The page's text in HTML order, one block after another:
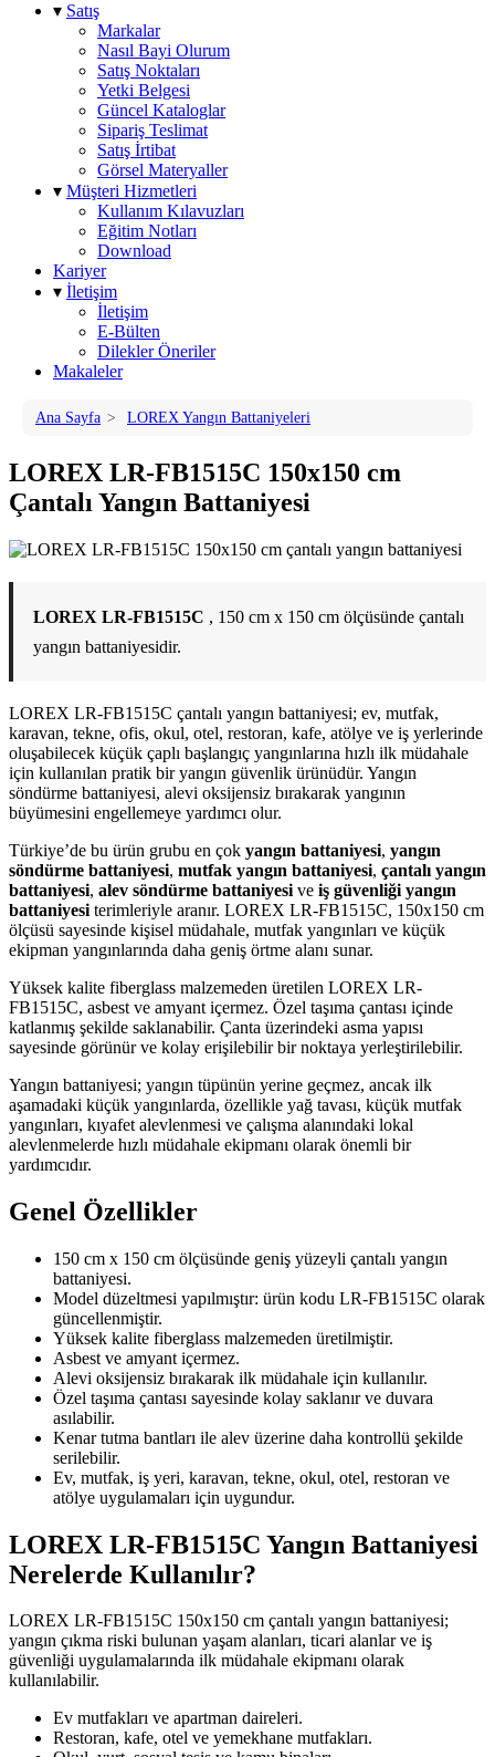
▾ Satış
Markalar
Nasıl Bayi Olurum
Satış Noktaları
Yetki Belgesi
Güncel Kataloglar
Sipariş Teslimat
Satış İrtibat
Görsel Materyaller
▾ Müşteri Hizmetleri
Kullanım Kılavuzları
Eğitim Notları
Download
Kariyer
▾ İletişim
İletişim
E-Bülten
Dilekler Öneriler
Makaleler
Ana Sayfa > LOREX Yangın Battaniyeleri
LOREX LR-FB1515C 150x150 cm
Çantalı Yangın Battaniyesi
LOREX LR-FB1515C , 150 cm x 150 cm ölçüsünde çantalı
yangın battaniyesidir.
LOREX LR-FB1515C çantalı yangın battaniyesi; ev, mutfak,
karavan, tekne, ofis, okul, otel, restoran, kafe, atölye ve iş yerlerinde
oluşabilecek küçük çaplı başlangıç yangınlarına hızlı ilk müdahale
için kullanılan pratik bir yangın güvenlik ürünüdür. Yangın
söndürme battaniyesi, alevi oksijensiz bırakarak yangının
büyümesini engellemeye yardımcı olur.
Türkiye’de bu ürün grubu en çok yangın battaniyesi, yangın
söndürme battaniyesi, mutfak yangın battaniyesi, çantalı yangın
battaniyesi, alev söndürme battaniyesi ve iş güvenliği yangın
battaniyesi terimleriyle aranır. LOREX LR-FB1515C, 150x150 cm
ölçüsü sayesinde kişisel müdahale, mutfak yangınları ve küçük
ekipman yangınlarında daha geniş örtme alanı sunar.
Yüksek kalite fiberglass malzemeden üretilen LOREX LR-
FB1515C, asbest ve amyant içermez. Özel taşıma çantası içinde
katlanmış şekilde saklanabilir. Çanta üzerindeki asma yapısı
sayesinde görünür ve kolay erişilebilir bir noktaya yerleştirilebilir.
Yangın battaniyesi; yangın tüpünün yerine geçmez, ancak ilk
aşamadaki küçük yangınlarda, özellikle yağ tavası, küçük mutfak
yangınları, kıyafet alevlenmesi ve çalışma alanındaki lokal
alevlenmelerde hızlı müdahale ekipmanı olarak önemli bir
yardımcıdır.
Genel Özellikler
150 cm x 150 cm ölçüsünde geniş yüzeyli çantalı yangın
battaniyesi.
Model düzeltmesi yapılmıştır: ürün kodu LR-FB1515C olarak
güncellenmiştir.
Yüksek kalite fiberglass malzemeden üretilmiştir.
Asbest ve amyant içermez.
Alevi oksijensiz bırakarak ilk müdahale için kullanılır.
Özel taşıma çantası sayesinde kolay saklanır ve duvara
asılabilir.
Kenar tutma bantları ile alev üzerine daha kontrollü şekilde
serilebilir.
Ev, mutfak, iş yeri, karavan, tekne, okul, otel, restoran ve
atölye uygulamaları için uygundur.
LOREX LR-FB1515C Yangın Battaniyesi
Nerelerde Kullanılır?
LOREX LR-FB1515C 150x150 cm çantalı yangın battaniyesi;
yangın çıkma riski bulunan yaşam alanları, ticari alanlar ve iş
güvenliği uygulamalarında ilk müdahale ekipmanı olarak
kullanılabilir.
Ev mutfakları ve apartman daireleri.
Restoran, kafe, otel ve yemekhane mutfakları.